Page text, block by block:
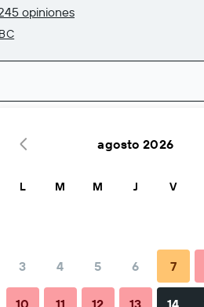
opiniones
barata de precio por noche
agosto 2026
L M M J V
3 4 5 6 7
10 11 12 13 14